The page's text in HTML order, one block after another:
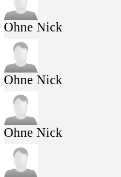
Ohne Nick
Ohne Nick
Ohne Nick